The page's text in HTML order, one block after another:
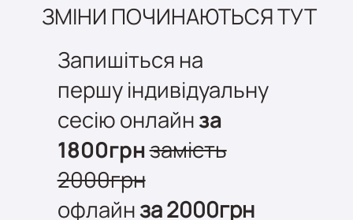
ЗМІНИ ПОЧИНАЮТЬСЯ ТУТ
Запишіться на
першу індивідуальну
сесію онлайнза
1800грнзамість
2000грн
офлайнза 2000грн